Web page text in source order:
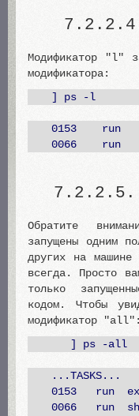
Модификатор "l"
модификатора:
] ps -l
0153 run
0066 run
7.2.2.5.
Обратите
запущены одним
других на
всегда. Просто
только
кодом. Чтобы
модификатор "all":
] ps -all
...TASKS...
0153
0066 run